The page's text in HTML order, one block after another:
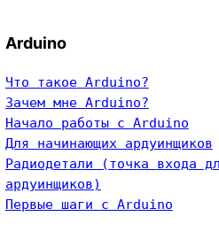
Arduino
Что такое Arduino?
Зачем мне Arduino?
Начало работы с Arduino
Для начинающих ардуинщиков
Радиодетали (точка входа
ардуинщиков)
Первые шаги с Arduino